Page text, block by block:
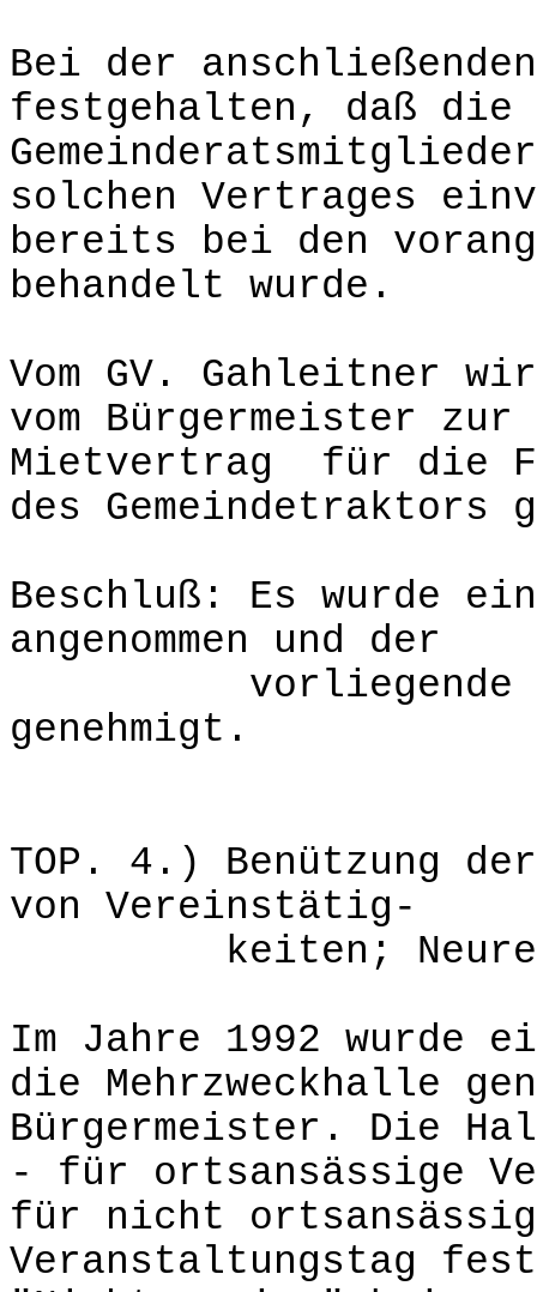
Bei der
festgehalten, daß die
solchen Vertrages
bereits bei den
behandelt wurde.
Vom GV. Gahleitner
vom Bürgermeister
Mietvertrag für die
des Gemeindetraktors
Beschluß: Es wurde
angenommen und der
vorliegende
genehmigt.
TOP. 4.) Benützung
von Vereinstätig-
keiten;
Im Jahre 1992 wurde
die Mehrzweckhalle
Bürgermeister. Die
- für ortsansässige
für nicht
Veranstaltungstag